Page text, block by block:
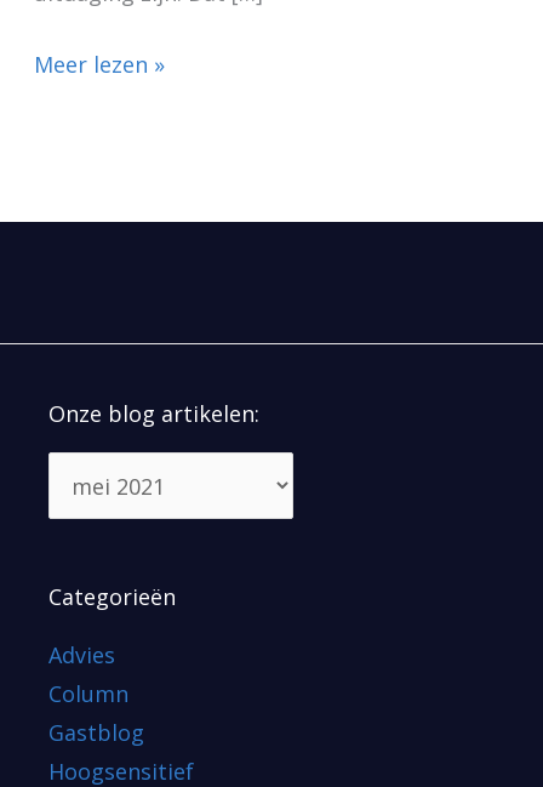
Meer lezen »
Onze blog artikelen:
Categorieën
Advies
Column
Gastblog
Hoogsensitief